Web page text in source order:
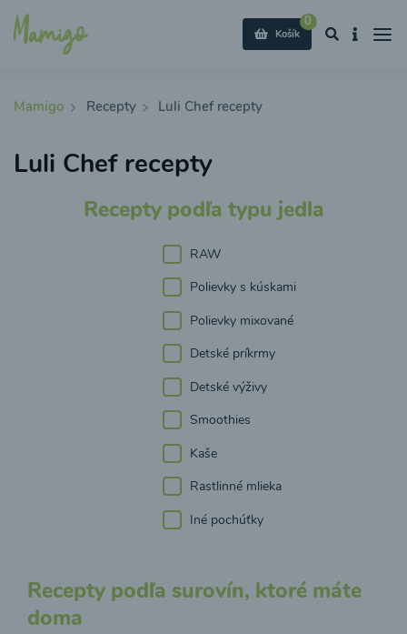
0
Košík
Mamigo Recepty Luli Chef recepty
Luli Chef recepty
Recepty podľa typu jedla
RAW
Polievky s kúskami
Polievky mixované
Detské príkrmy
Detské výživy
Smoothies
Kaše
Rastlinné mlieka
Iné pochúťky
Recepty podľa surovín, ktoré máte
doma